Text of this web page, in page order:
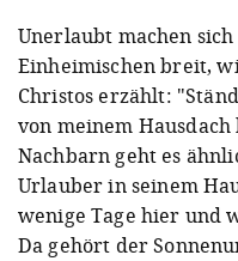
Unerlaubt machen
Einheimischen breit,
Christos erzählt:
von meinem
Nachbarn geht es
Urlauber in seinem
wenige Tage hier und
Da gehört der